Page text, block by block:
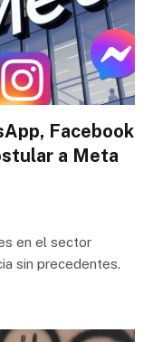
Facebook
a Meta
en el sector
sin precedentes.